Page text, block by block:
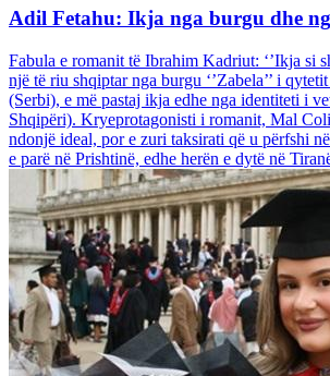
Adil Fetahu: Ikja nga burgu dhe
Fabula e romanit të Ibrahim Kadriut: ‘’Ikja si
një të riu shqiptar nga burgu ‘’Zabela’’ i
(Serbi), e më pastaj ikja edhe nga identiteti i
Shqipëri). Kryeprotagonisti i romanit, Mal
ndonjë ideal, por e zuri taksirati që u përfshi
e parë në Prishtinë, edhe herën e dytë në